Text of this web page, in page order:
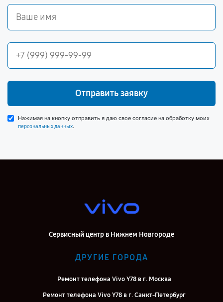
Отправить заявку
Нажимая на кнопку отправить я даю свое согласие на обработку моих
персональных данных.
Сервисный центр в Нижнем Новгороде
ДРУГИЕ ГОРОДА
Ремонт телефона Vivo Y78 в г. Москва
Ремонт телефона Vivo Y78 в г. Санкт-Петербург